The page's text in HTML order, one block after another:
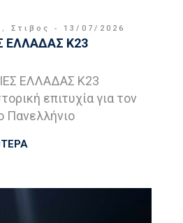
, Στιβος 13/07/2026
ΕΛΛΑΔΑΣ Κ23
ΕΛΛΑΔΑΣ Κ23
επιτυχία για τον
Πανελλήνιο